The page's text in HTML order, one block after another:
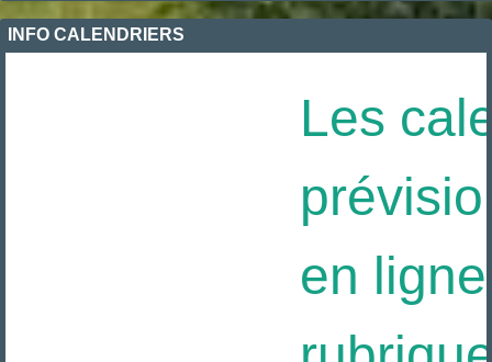
INFO CALENDRIERS
Les
en ligne